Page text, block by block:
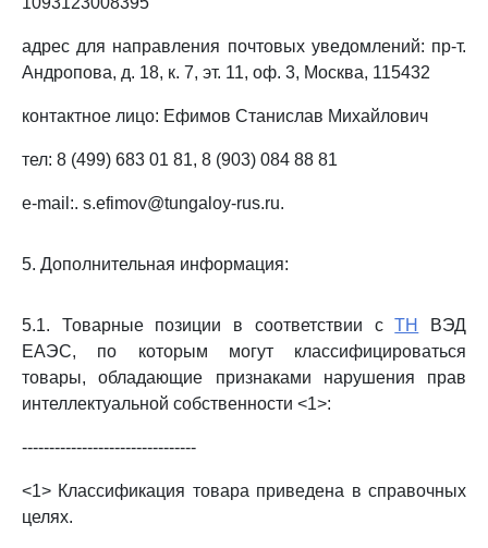
адрес для направления почтовых уведомлений: пр-т.
Андропова, д. 18, к. 7, эт. 11, оф. 3, Москва, 115432
контактное лицо: Ефимов Станислав Михайлович
тел: 8 (499) 683 01 81, 8 (903) 084 88 81
e-mail:. s.efimov@tungaloy-rus.ru.
5. Дополнительная информация:
5.1. Товарные позиции в соответствии сТН
ВЭД
ЕАЭС, по которым могут классифицироваться
товары, обладающие признаками нарушения прав
интеллектуальной собственности <1>:
--------------------------------
<1> Классификация товара приведена в справочных
целях.